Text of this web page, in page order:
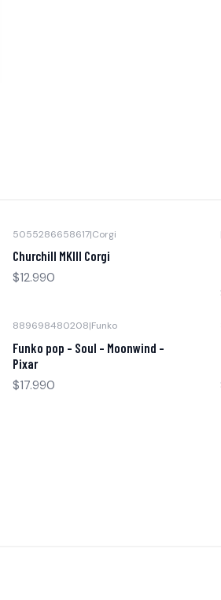
5055286658617|Corgi
Churchill MKIII Corgi
$12.990
889698480208|Funko
Funko pop - Soul - Moonwind -
Pixar
$17.990